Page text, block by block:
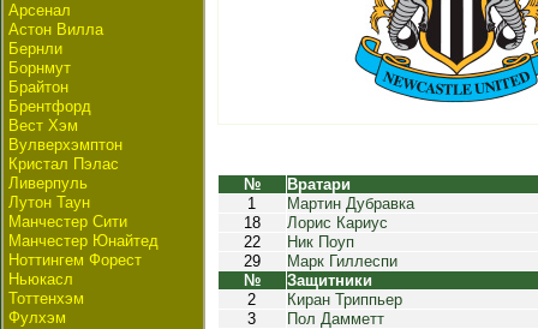
Арсенал
Астон Вилла
Бернли
Борнмут
Брайтон
Брентфорд
Вест Хэм
Вулверхэмптон
Кристал Пэлас
Ливерпуль
Лутон Таун
Манчестер Сити
Манчестер Юнайтед
Ноттингем Форест
Ньюкасл
Тоттенхэм
Фулхэм
№
Вратари
1
Мартин Дубравка
18
Лорис Кариус
22
Ник Поуп
29
Марк Гиллеспи
№
Защитники
2
Киран Триппьер
3
Пол Дамметт